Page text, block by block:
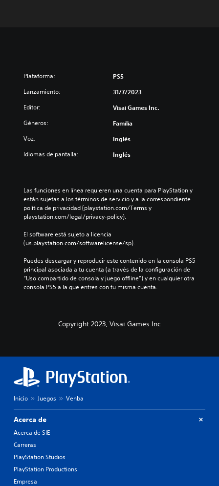
Plataforma: PS5
Lanzamiento: 31/7/2023
Editor: Visai Games Inc.
Géneros: Familia
Voz: Inglés
Idiomas de pantalla: Inglés
Las funciones en línea requieren una cuenta para PlayStation y
están sujetas a los términos de servicio y a la correspondiente
política de privacidad (playstation.com/Terms y
playstation.com/legal/privacy-policy).
El software está sujeto a licencia
(us.playstation.com/softwarelicense/sp).
Puedes descargar y reproducir este contenido en la consola PS5
principal asociada a tu cuenta (a través de la configuración de
“Uso compartido de consola y juego offline”) y en cualquier otra
consola PS5 a la que entres con tu misma cuenta.
Copyright 2023, Visai Games Inc
Inicio Juegos Venba
Acerca de
Acerca de SIE
Carreras
PlayStation Studios
PlayStation Productions
Empresa